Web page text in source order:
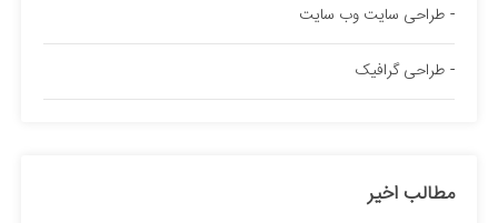
طراحی سایت وب سایت
طراحی گرافیک
مطالب اخیر